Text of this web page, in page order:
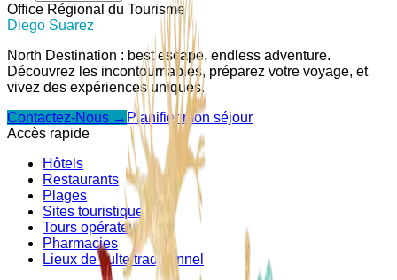
Office Régional du Tourisme
Diego Suarez
North Destination : best escape, endless adventure.
Découvrez les incontournables, préparez votre voyage, et
vivez des expériences uniques.
Contactez-Nous → Planifier mon séjour
Accès rapide
Hôtels
Restaurants
Plages
Sites touristiques
Tours opérateurs
Pharmacies
Lieux de culte traditionnel